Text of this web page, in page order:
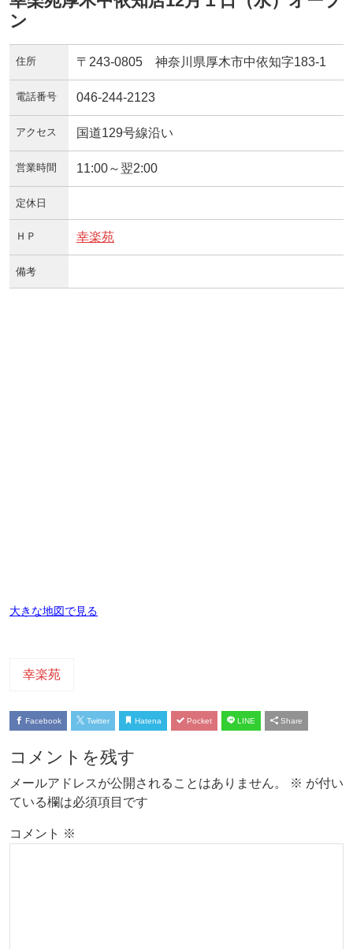
ン
住所 〒243-0805 神奈川県厚木市中依知字183-1
電話番号 046-244-2123
アクセス 国道129号線沿い
営業時間 11:00～翌2:00
定休日
ＨＰ 幸楽苑
備考
大きな地図で見る
幸楽苑
Facebook Twitter Hatena Pocket LINE Share
コメントを残す
メールアドレスが公開されることはありません。 ※ が付い
ている欄は必須項目です
コメント ※